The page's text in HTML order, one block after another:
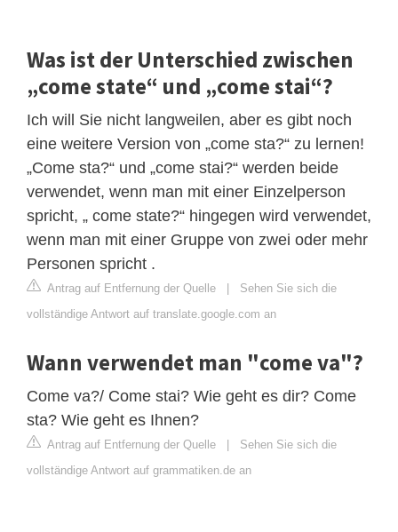
Was ist der Unterschied zwischen
„come state“ und „come stai“?
Ich will Sie nicht langweilen, aber es gibt noch
eine weitere Version von „come sta?“ zu lernen!
„Come sta?“ und „come stai?“ werden beide
verwendet, wenn man mit einer Einzelperson
spricht, „ come state?“ hingegen wird verwendet,
wenn man mit einer Gruppe von zwei oder mehr
Personen spricht .
Antrag auf Entfernung der Quelle
Sehen Sie sich die
vollständige Antwort auf translate.google.com an
Wann verwendet man "come va"?
Come va?/ Come stai? Wie geht es dir? Come
sta? Wie geht es Ihnen?
Antrag auf Entfernung der Quelle
Sehen Sie sich die
vollständige Antwort auf grammatiken.de an